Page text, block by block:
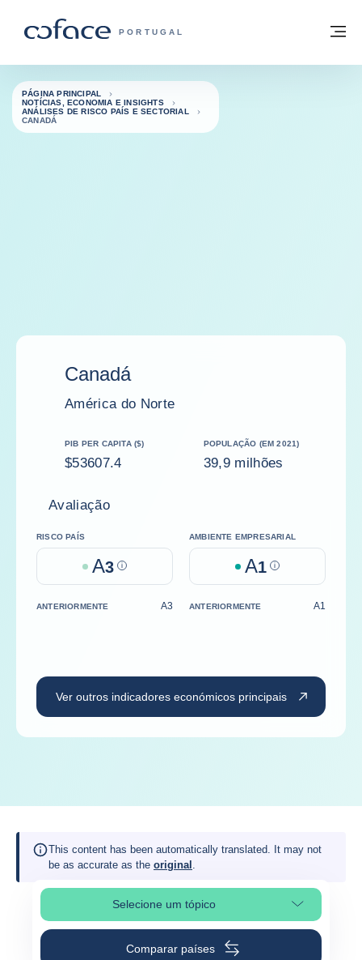
COFACE FOR TRADE - HOMEPAGE DO
PORTUGAL
Voltar à página principal
PÁGINA PRINCIPAL
NOTÍCIAS, ECONOMIA E INSIGHTS
ANÁLISES DE RISCO PAÍS E SECTORIAL
CANADÁ
Canadá
América do Norte
PIB PER CAPITA ($)
$53607.4
POPULAÇÃO (EM 2021)
39,9 milhões
Avaliação
RISCO PAÍS
A3 Help
AMBIENTE EMPRESARIAL
A1 Help
ANTERIORMENTE A3 ANTERIORMENTE A1
Ver outros indicadores económicos principais
This content has been automatically translated. It may not
be as accurate as the original .
Selecione um tópicoSelecionar a secção da página
Comparar países